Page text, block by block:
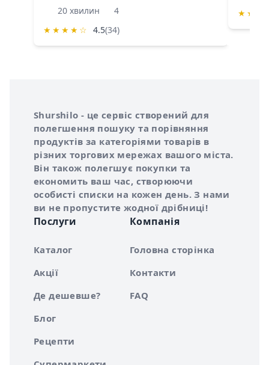
20 хвилин
4
★ ★ ★ ★ ☆ 4.5(34)
★ ★
Про сервіс Shurshilo
Shurshilo - це сервіс створений для
полегшення пошуку та порівняння
продуктів за категоріями товарів в
різних торгових мережах вашого міста.
Він також полегшує покупки та
економить ваш час, створюючи
особисті списки на кожен день. З нами
ви не пропустите жодної дрібниці!
Послуги
Каталог
Акції
Де дешевше?
Блог
Рецепти
Компанія
Головна сторінка
Контакти
FAQ